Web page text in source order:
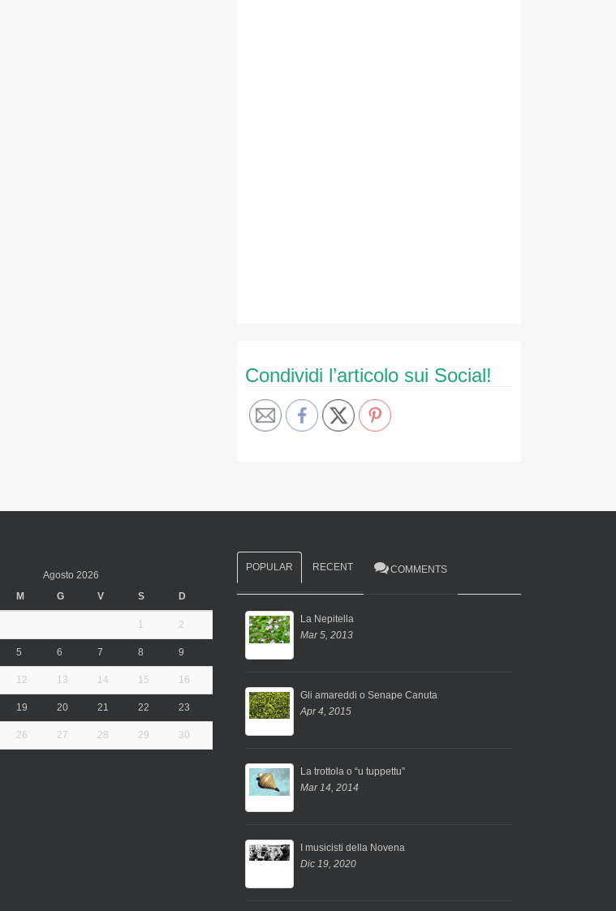
Condividi l’articolo sui Social!
Agosto 2026
M G V S D
1 2
5 6 7 8 9
12 13 14 15 16
19 20 21 22 23
26 27 28 29 30
POPULAR RECENT COMMENTS
La Nepitella
Mar 5, 2013
Gli amareddi o Senape Canuta
Apr 4, 2015
La trottola o “u tuppettu”
Mar 14, 2014
I musicisti della Novena
Dic 19, 2020